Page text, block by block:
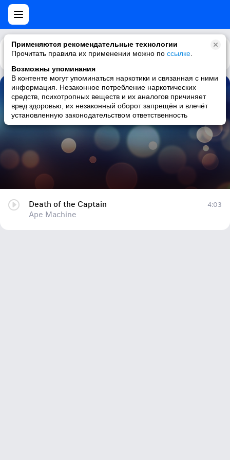
Применяются рекомендательные технологии
Прочитать правила их применении можно по ссылке
Возможны упоминания
В контенте могут упоминаться наркотики и связанная с ними
информация. Незаконное потребление наркотических
средств, психотропных веществ и их аналогов причиняет
вред здоровью, их незаконный оборот запрещён и влечёт
установленную законодательством ответственность
Каталог Рекомендации
Death of the Captain
Ape Machine
Death of the Captain
Ape Machine
4:03